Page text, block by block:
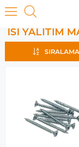
ISI YALITIM
SIRALAMA